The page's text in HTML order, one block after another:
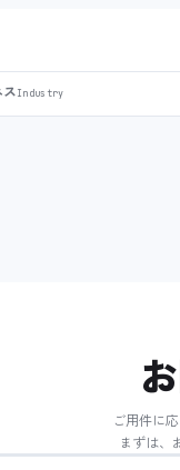
スIndustry
ご用件に
まずは、